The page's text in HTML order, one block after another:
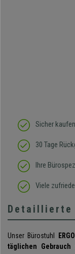
Sicher kaufen
30 Tage
Ihre
Viele
Detaillierte
Unser Bürostuhl
täglichen Gebrauch